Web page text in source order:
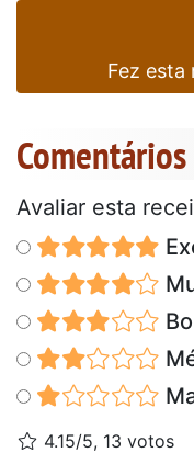
Fez esta
Comentários
Avaliar esta
4.15/5, 13 votos